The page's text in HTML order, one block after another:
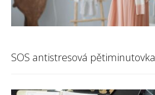
SOS antistresová pětiminutovka